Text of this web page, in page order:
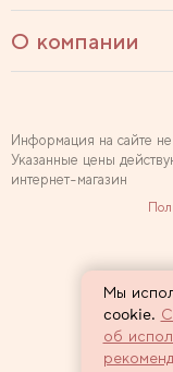
О компании
Информация на сайте
Указанные цены
интернет-магазин
Мы
cookie.
об